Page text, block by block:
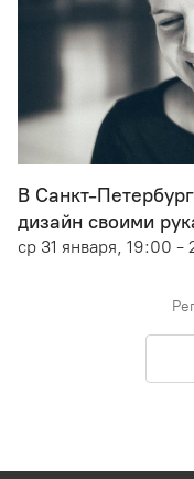
В Санкт-
дизайн своими
ср 31 января, 19:00 -